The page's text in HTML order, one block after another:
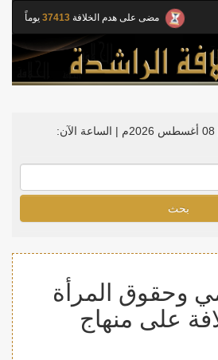
مضى على هدم الخلافة 37413 يوماً
الساعة الآن:
بحث
وحقوق المرأة
على منهاج